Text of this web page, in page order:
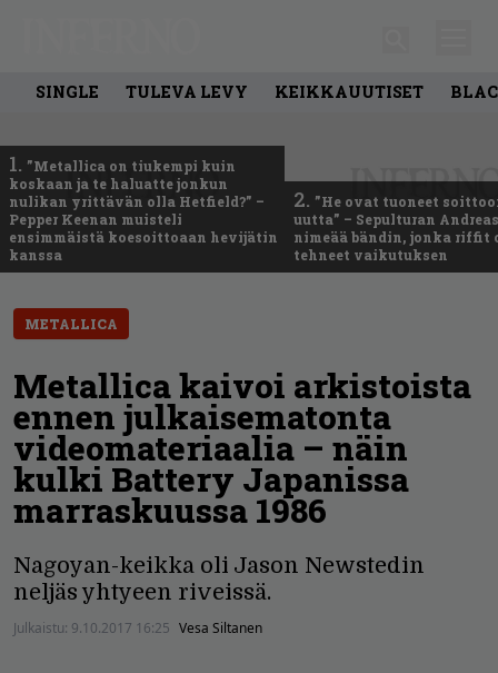
SINGLE TULEVA LEVY KEIKKAUUTISET
1. ”Metallica on tiukempi kuin
koskaan ja te haluatte jonkun
nulikan yrittävän olla Hetfield?” –
Pepper Keenan muisteli
ensimmäistä koesoittoaan hevijätin
kanssa
2. ”He ovat tuoneet
uutta” – Sepulturan
nimeää bändin, jonka riffit
tehneet vaikutuksen
METALLICA
Metallica kaivoi arkistoista
ennen julkaisematonta
videomateriaalia – näin
kulki Battery Japanissa
marraskuussa 1986
Nagoyan-keikka oli Jason Newstedin
neljäs yhtyeen riveissä.
Julkaistu: 9.10.2017 16:25 Vesa Siltanen